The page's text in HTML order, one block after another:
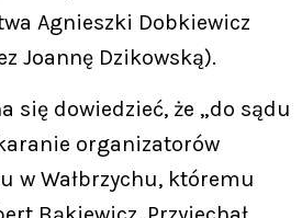
Agnieszki Dobkiewicz
Joannę Dzikowską).
się dowiedzieć, że „do sądu
organizatorów
w Wałbrzychu, któremu